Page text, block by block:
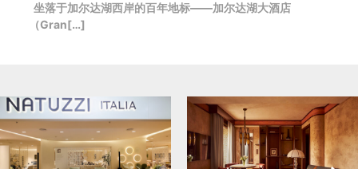
坐落于加尔达湖西岸的百年地标——加尔达湖大酒店
（Gran[…]